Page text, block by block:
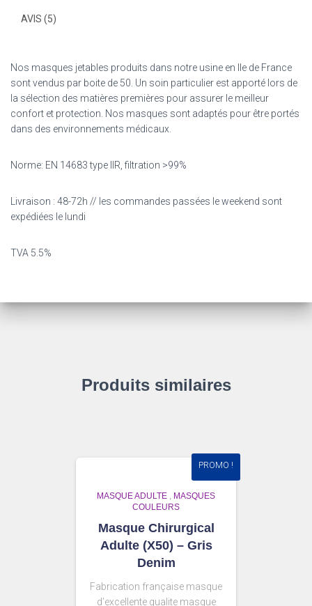
AVIS (5)
Nos masques jetables produits dans notre usine en Ile de France
sont vendus par boite de 50. Un soin particulier est apporté lors de
la sélection des matières premières pour assurer le meilleur
confort et protection. Nos masques sont adaptés pour être portés
dans des environnements médicaux.
Norme: EN 14683 type IIR, filtration >99%
Livraison : 48-72h // les commandes passées le weekend sont
expédiées le lundi
TVA 5.5%
Produits similaires
PROMO !
MASQUE ADULTE , MASQUES
COULEURS
Masque Chirurgical
Adulte (X50) – Gris
Denim
Fabrication française masque
d’excellente qualite masque